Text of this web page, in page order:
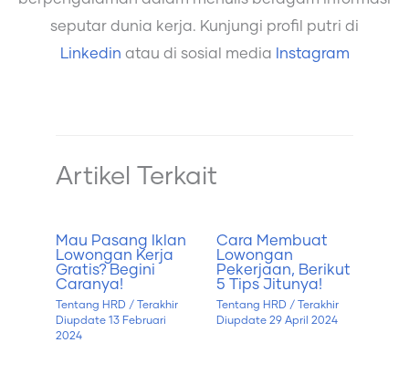
seputar dunia kerja. Kunjungi profil putri di
Linkedin atau di sosial media Instagram
Artikel Terkait
Mau Pasang Iklan
Lowongan Kerja
Gratis? Begini
Caranya!
Tentang HRD / Terakhir
Diupdate 13 Februari
2024
Cara Membuat
Lowongan
Pekerjaan, Berikut
5 Tips Jitunya!
Tentang HRD / Terakhir
Diupdate29 April 2024